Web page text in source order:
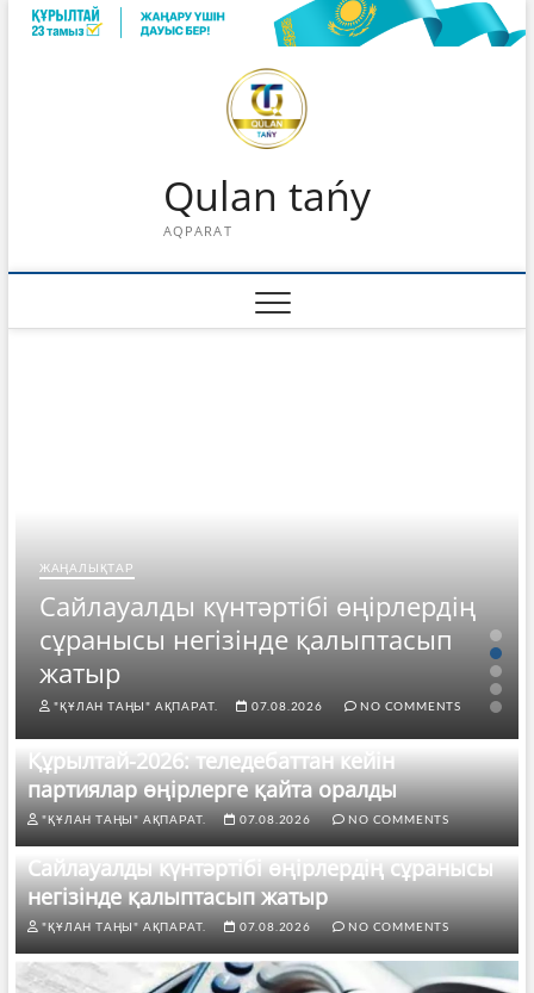
Skip
Qulan tańy
AQPARAT
ЖАҢАЛЫҚТАР
Сайлауалды күнтәртібі өңірлердің
сұранысы негізінде қалыптасып
жатыр
"ҚҰЛАН ТАҢЫ" АҚПАРАТ. 07.08.2026 NO COMMENTS
Құрылтай-2026: теледебаттан кейін
партиялар өңірлерге қайта оралды
"ҚҰЛАН ТАҢЫ" АҚПАРАТ. 07.08.2026 NO COMMENTS
Сайлауалды күнтәртібі өңірлердің сұранысы
негізінде қалыптасып жатыр
"ҚҰЛАН ТАҢЫ" АҚПАРАТ. 07.08.2026 NO COMMENTS